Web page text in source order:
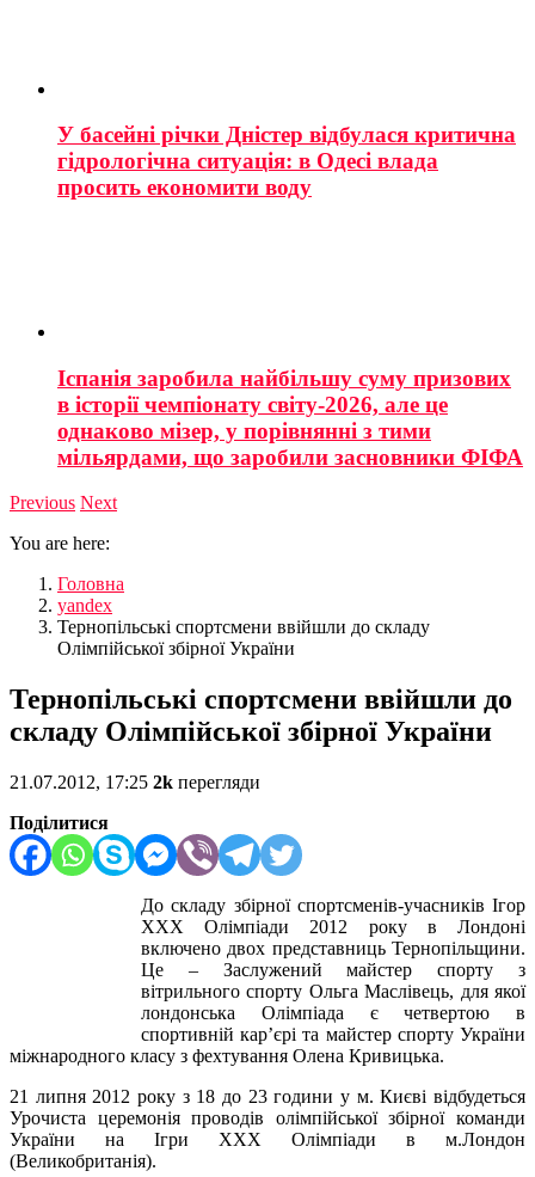
У басейні річки Дністер відбулася критична
гідрологічна ситуація: в Одесі влада
просить економити воду
Іспанія заробила найбільшу суму призових
в історії чемпіонату світу-2026, але це
однаково мізер, у порівнянні з тими
мільярдами, що заробили засновники ФІФА
Previous Next
You are here:
Головна
yandex
Тернопільські спортсмени ввійшли до складу
Олімпійської збірної України
Тернопільські спортсмени ввійшли до
складу Олімпійської збірної України
21.07.2012, 17:25 2k перегляди
Поділитися
До складу збірної спортсменів-учасників Ігор
ХХХ Олімпіади 2012 року в Лондоні
включено двох представниць Тернопільщини.
Це – Заслужений майстер спорту з
вітрильного спорту Ольга Маслівець, для якої
лондонська Олімпіада є четвертою в
спортивній кар’єрі та майстер спорту України
міжнародного класу з фехтування Олена Кривицька.
21 липня 2012 року з 18 до 23 години у м. Києві відбудеться
Урочиста церемонія проводів олімпійської збірної команди
України на Ігри ХХХ Олімпіади в м.Лондон
(Великобританія).